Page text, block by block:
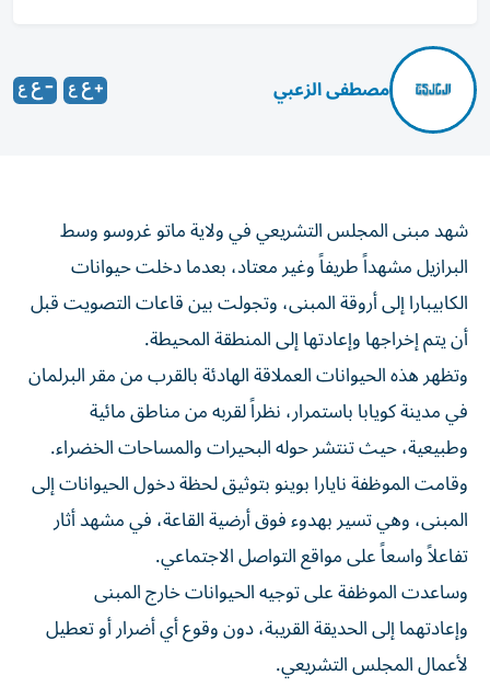
مصطفى الزعبي
شهد مبنى المجلس التشريعي في ولاية ماتو غروسو وسط
البرازيل مشهداً طريفاً وغير معتاد، بعدما دخلت حيوانات
الكابيبارا إلى أروقة المبنى، وتجولت بين قاعات التصويت قبل
أن يتم إخراجها وإعادتها إلى المنطقة المحيطة.
وتظهر هذه الحيوانات العملاقة الهادئة بالقرب من مقر البرلمان
في مدينة كويابا باستمرار، نظراً لقربه من مناطق مائية
وطبيعية، حيث تنتشر حوله البحيرات والمساحات الخضراء.
وقامت الموظفة نايارا بوينو بتوثيق لحظة دخول الحيوانات إلى
المبنى، وهي تسير بهدوء فوق أرضية القاعة، في مشهد أثار
تفاعلاً واسعاً على مواقع التواصل الاجتماعي.
وساعدت الموظفة على توجيه الحيوانات خارج المبنى
وإعادتهما إلى الحديقة القريبة، دون وقوع أي أضرار أو تعطيل
لأعمال المجلس التشريعي.